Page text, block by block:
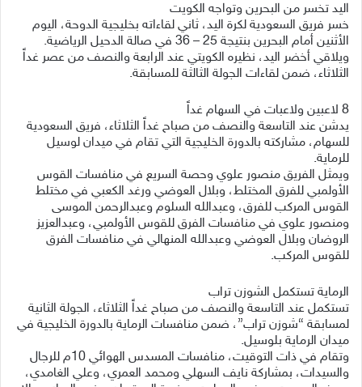
اليد تخسر من البحرين وتواجه الكويت
خسر فريق السعودية لكرة اليد، ثاني لقاءاته بخليجية الدوحة، اليوم
الأثنين أمام البحرين بنتيجة 25 – 36 في صالة الدحيل الرياضية.
ويلاقي أخضر اليد، نظيره الكويتي عند الرابعة والنصف من عصر غداً
الثلاثاء، ضمن لقاءات الجولة الثالثة للمسابقة.
8 لاعبين ولاعبات في السهام غداً
يدشن عند التاسعة والنصف من صباح غداً الثلاثاء، فريق السعودية
للسهام، مشاركته بالدورة الخليجية التي تقام في ميدان لوسيل
للرماية.
ويمثل الفريق منصور علوي وحصة السريع في منافسات القوس
الأولمبي للفرق المختلط، وبلال العوضي ورغد الكعبي في مختلط
القوس المركب للفرق، وعبدالله السلوم وعبدالرحمن الموسى
ومنصور علوي في منافسات الفرق للقوس الأولمبي، وعبدالعزيز
الروضان وبلال العوضي وعبدالله المنهالي في منافسات الفرق
للقوس المركب.
الرماية تستكمل الشوزن تراب
تستكمل عند التاسعة والنصف من صباح غداً الثلاثاء، الجولة الثانية
لمسابقة “شوزن تراب”، ضمن منافسات الرماية بالدورة الخليجية في
ميدان الرماية بلوسيل.
وتقام في ذات التوقيت، منافسات المسدس الهوائي 10م للرجال
والسيدات، بمشاركة نايف السهلي ومحمد العمري، وعلي الغامدي،